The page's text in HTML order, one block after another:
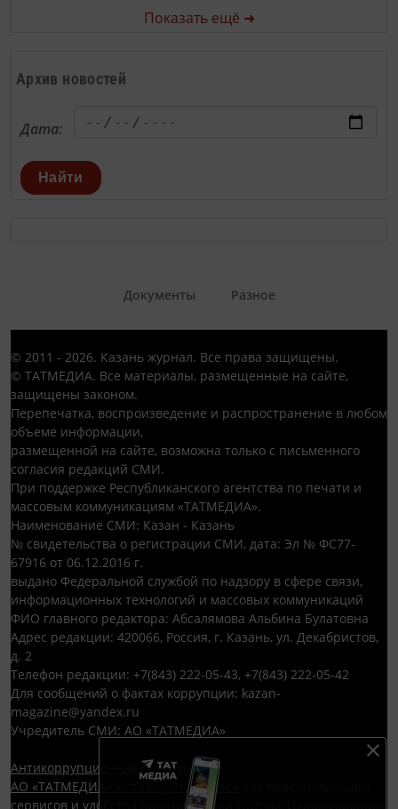
Показать ещё ➜
Архив новостей
Дата:
Найти
Документы Разное
© 2011 - 2026. Казань журнал. Все права защищены.
© ТАТМЕДИА. Все материалы, размещенные на сайте,
защищены законом.
Перепечатка, воспроизведение и распространение в любом
объеме информации,
размещенной на сайте, возможна только с письменного
согласия редакций СМИ.
При поддержке Республиканского агентства по печати и
массовым коммуникациям «ТАТМЕДИА».
Наименование СМИ: Казан - Казань
№ свидетельства о регистрации СМИ, дата: Эл № ФС77-
67916 от 06.12.2016 г.
выдано Федеральной службой по надзору в сфере связи,
информационных технологий и массовых коммуникаций
ФИО главного редактора: Абсалямова Альбина Булатовна
Адрес редакции: 420066, Россия, г. Казань, ул. Декабристов,
д. 2
Телефон редакции: +7(843) 222-05-43, +7(843) 222-05-42
Для сообщений о фактах коррупции: kazan-
magazine@yandex.ru
Учредитель СМИ: АО «ТАТМЕДИА»
Антикоррупционная политика
АО «ТАТМЕДИА» использует «cookie»
сервисов и удобства пользователей сайтом. Использование